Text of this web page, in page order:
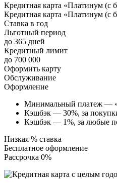
Кредитная карта «Платинум (с
Кредитная карта «Платинум (с
Ставка в год
Льготный период
до 365 дней
Кредитный лимит
до 700 000
Оформить карту
Обслуживание
Оформление
Минимальный платеж —
Кэшбэк — 30%, за
Кэшбэк — 1%, за любые
Низкая % ставка
Бесплатное оформление
Рассрочка 0%